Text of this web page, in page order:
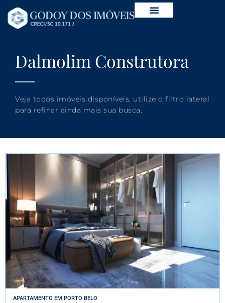
Dalmolim Construtora
Veja todos imóveis disponíveis, utilize o filtro lateral
para refinar ainda mais sua busca.
APARTAMENTO EM PORTO BELO